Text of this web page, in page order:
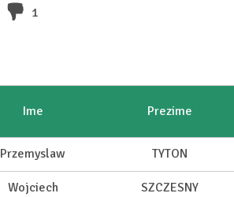
1
Ime Prezime
Przemyslaw TYTON
Wojciech SZCZESNY